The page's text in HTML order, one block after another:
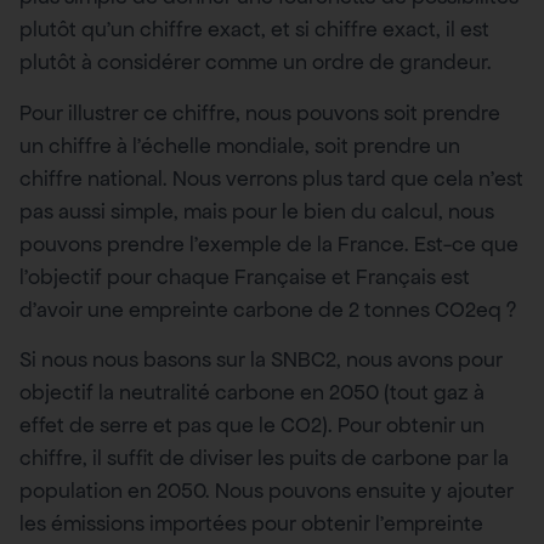
plutôt qu’un chiffre exact, et si chiffre exact, il est
plutôt à considérer comme un ordre de grandeur.
Pour illustrer ce chiffre, nous pouvons soit prendre
un chiffre à l’échelle mondiale, soit prendre un
chiffre national. Nous verrons plus tard que cela n’est
pas aussi simple, mais pour le bien du calcul, nous
pouvons prendre l’exemple de la France. Est-ce que
l’objectif pour chaque Française et Français est
d’avoir une empreinte carbone de 2 tonnes CO2eq ?
Si nous nous basons sur la SNBC2, nous avons pour
objectif la neutralité carbone en 2050 (tout gaz à
effet de serre et pas que le CO2). Pour obtenir un
chiffre, il suffit de diviser les puits de carbone par la
population en 2050. Nous pouvons ensuite y ajouter
les émissions importées pour obtenir l’empreinte